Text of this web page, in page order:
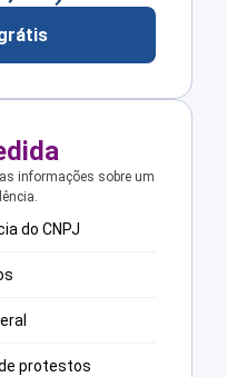
informações sobre um
do CNPJ
protestos